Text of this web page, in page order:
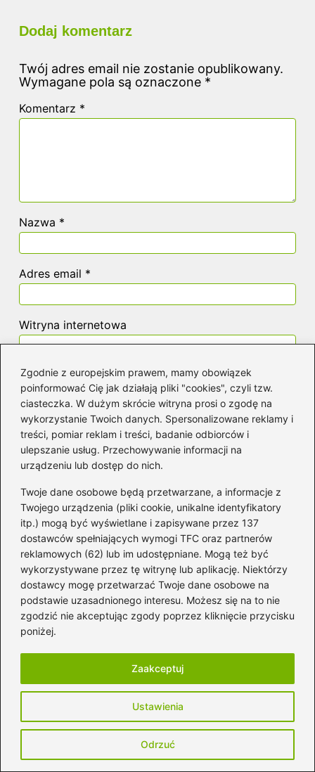
Zgodnie z europejskim prawem, mamy obowiązek
poinformować Cię jak działają pliki "cookies", czyli tzw.
ciasteczka. W dużym skrócie witryna prosi o zgodę na
wykorzystanie Twoich danych. Spersonalizowane reklamy i
treści, pomiar reklam i treści, badanie odbiorców i
ulepszanie usług. Przechowywanie informacji na
urządzeniu lub dostęp do nich.
Twoje dane osobowe będą przetwarzane, a informacje z
Twojego urządzenia (pliki cookie, unikalne identyfikatory
itp.) mogą być wyświetlane i zapisywane przez 137
dostawców spełniających wymogi TFC oraz partnerów
reklamowych (62) lub im udostępniane. Mogą też być
wykorzystywane przez tę witrynę lub aplikację. Niektórzy
dostawcy mogę przetwarzać Twoje dane osobowe na
podstawie uzasadnionego interesu. Możesz się na to nie
zgodzić nie akceptując zgody poprzez kliknięcie przycisku
poniżej.
Ustawienia
Odrzuć
Zaakceptuj
Dodaj komentarz
Twój adres email nie zostanie opublikowany.
Wymagane pola są oznaczone *
Komentarz *
Nazwa *
Adres email *
Witryna internetowa
Zapamiętaj moje dane w tej przeglądarce
podczas pisania kolejnych komentarzy.
Poczytaj więcej
Muzyka z 1670 — jak Jerzy Rogiewicz
trafił na Spotify i rozkręcił TikTok